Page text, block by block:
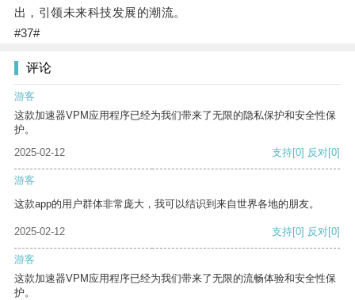
出，引领未来科技发展的潮流。
#37#
评论
游客
这款加速器VPM应用程序已经为我们带来了无限的隐私保护和安全性保
护。
2025-02-12
支持[0] 反对[0]
游客
这款app的用户群体非常庞大，我可以结识到来自世界各地的朋友。
2025-02-12 支持[0] 反对[0]
游客
这款加速器VPM应用程序已经为我们带来了无限的流畅体验和安全性保
护。